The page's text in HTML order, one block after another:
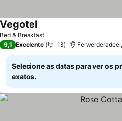
Bed & Breakfast
Vegotel
9,1 Excelente 13
Selecione as datas para ver os
exatos.